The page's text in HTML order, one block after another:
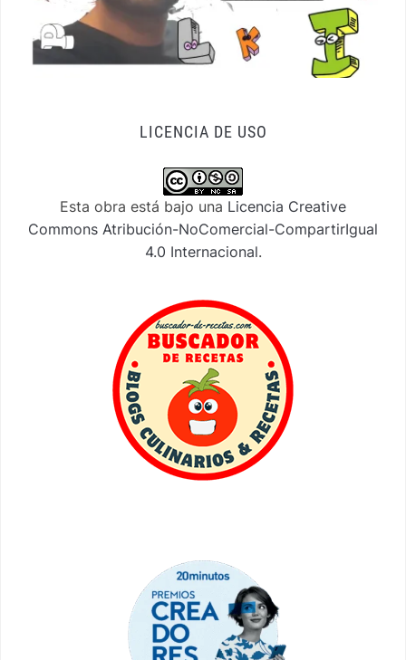
LICENCIA DE USO
Esta obra está bajo una Licencia Creative
Commons Atribución-NoComercial-CompartirIgual
4.0 Internacional.